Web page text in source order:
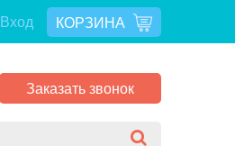
Вход КОРЗИНА
Заказать звонок